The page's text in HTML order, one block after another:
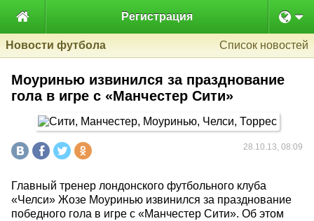
 Регистрация
Новости футбола Список новостей
Моуринью извинился за празднование
гола в игре с «Манчестер Сити»
28.10.13, 08:09
Главный тренер лондонского футбольного клуба
«Челси» Жозе Моуринью извинился за празднование
победного гола в игре с «Манчестер Сити». Об этом